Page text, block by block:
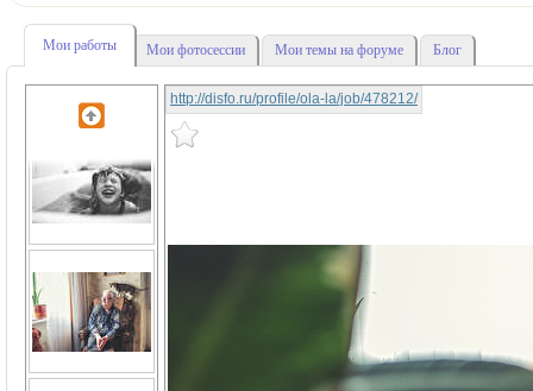
Мои работы Мои фотосессии Мои темы на форуме Блог
http://disfo.ru/profile/ola-la/job/478212/